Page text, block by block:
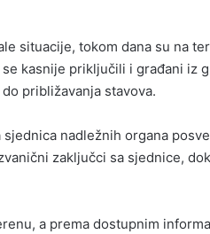
situacije, tokom dana su na
se kasnije priključili i građani iz
približavanja stavova.
nadležnih organa
zaključci sa sjednice,
a prema dostupnim